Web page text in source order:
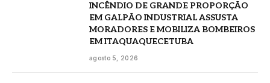
INCÊNDIO DE GRANDE PROPORÇÃO
EM GALPÃO INDUSTRIAL ASSUSTA
MORADORES E MOBILIZA BOMBEIROS
EM ITAQUAQUECETUBA
agosto 5, 2026